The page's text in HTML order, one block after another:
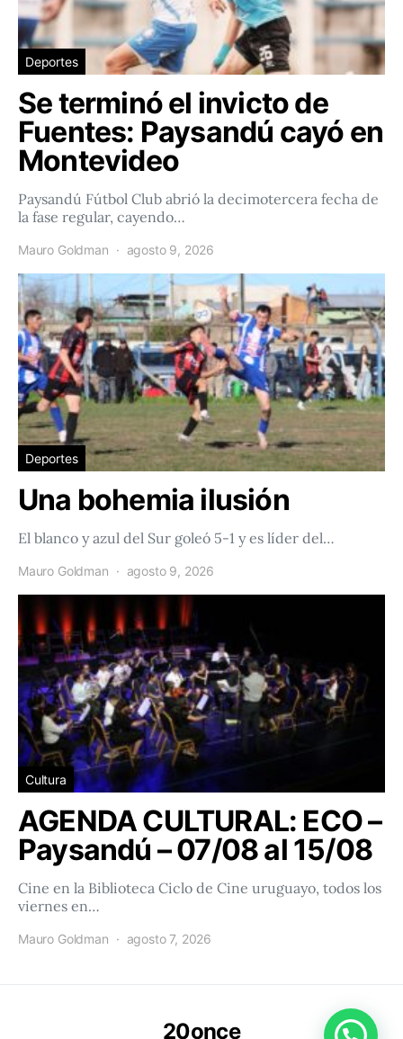
Deportes
Se terminó el invicto de
Fuentes: Paysandú cayó en
Montevideo
Paysandú Fútbol Club abrió la decimotercera fecha de
la fase regular, cayendo…
Mauro Goldman agosto 9, 2026
Deportes
Una bohemia ilusión
El blanco y azul del Sur goleó 5-1 y es líder del…
Mauro Goldman agosto 9, 2026
Cultura
AGENDA CULTURAL: ECO –
Paysandú – 07/08 al 15/08
Cine en la Biblioteca Ciclo de Cine uruguayo, todos los
viernes en…
Mauro Goldman agosto 7, 2026
20once